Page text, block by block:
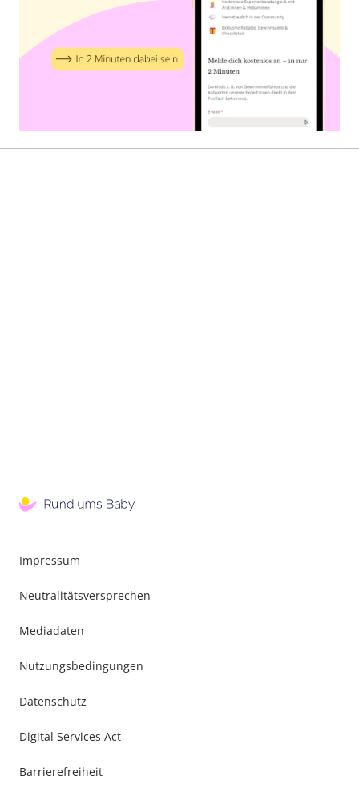
Impressum
Neutralitätsversprechen
Mediadaten
Nutzungsbedingungen
Datenschutz
Digital Services Act
Barrierefreiheit